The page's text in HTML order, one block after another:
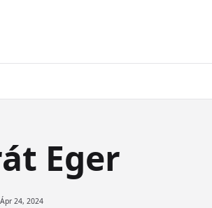
Eger
Ápr 24, 2024